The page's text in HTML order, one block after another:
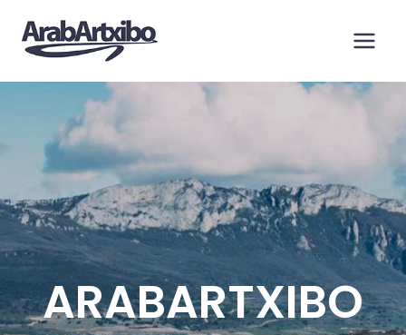
contenido
ARABARTXIBO